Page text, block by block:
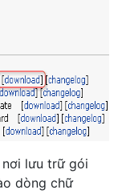
lưu trữ gói
dòng chữ